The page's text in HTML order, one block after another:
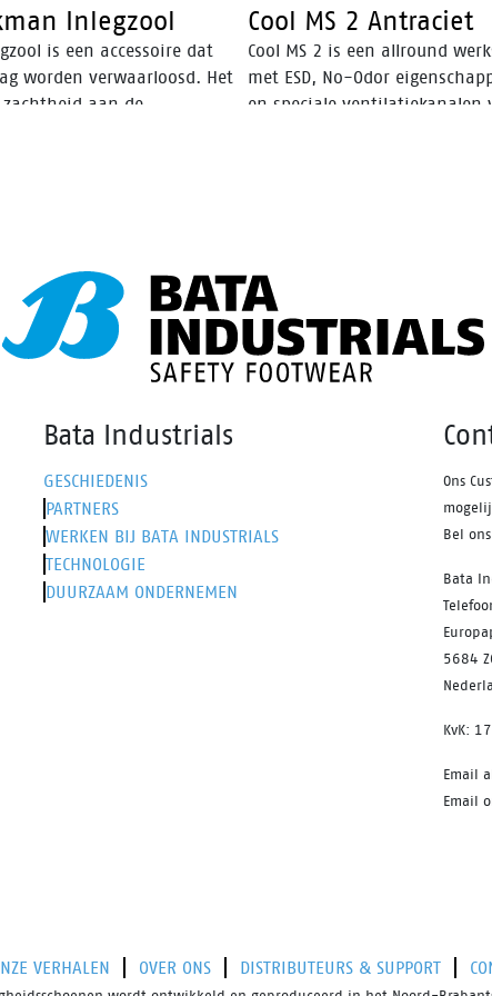
Inlegzool
is een accessoire dat
worden verwaarloosd. Het
aan de
Cool MS 2 Antraciet
Cool MS 2 is een allround
met ESD, No-Odor
en speciale ventilatiekanalen
Bata Industrials
GESCHIEDENIS
PARTNERS
WERKEN BIJ BATA INDUSTRIALS
TECHNOLOGIE
DUURZAAM ONDERNEMEN
Ons
Bel
Bata
5684
KvK:
Email
Email
VERHALEN OVER ONS DISTRIBUTEURS & SUPPORT